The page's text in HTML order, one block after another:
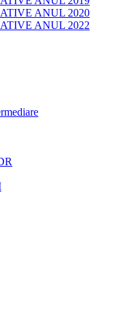
ANUL 2020
ANUL 2022